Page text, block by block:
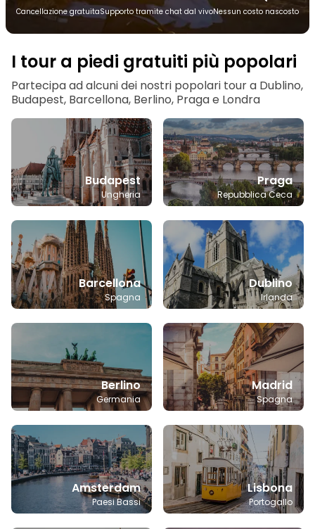
Cancellazione gratuitaSupporto tramite chat dal vivoNessun costo nascosto
I tour a piedi gratuiti più popolari
Partecipa ad alcuni dei nostri popolari tour a Dublino,
Budapest, Barcellona, Berlino, Praga e Londra
Budapest
Ungheria
Praga
Repubblica Ceca
Barcellona
Spagna
Dublino
Irlanda
Berlino
Germania
Madrid
Spagna
Amsterdam
Paesi Bassi
Lisbona
Portogallo